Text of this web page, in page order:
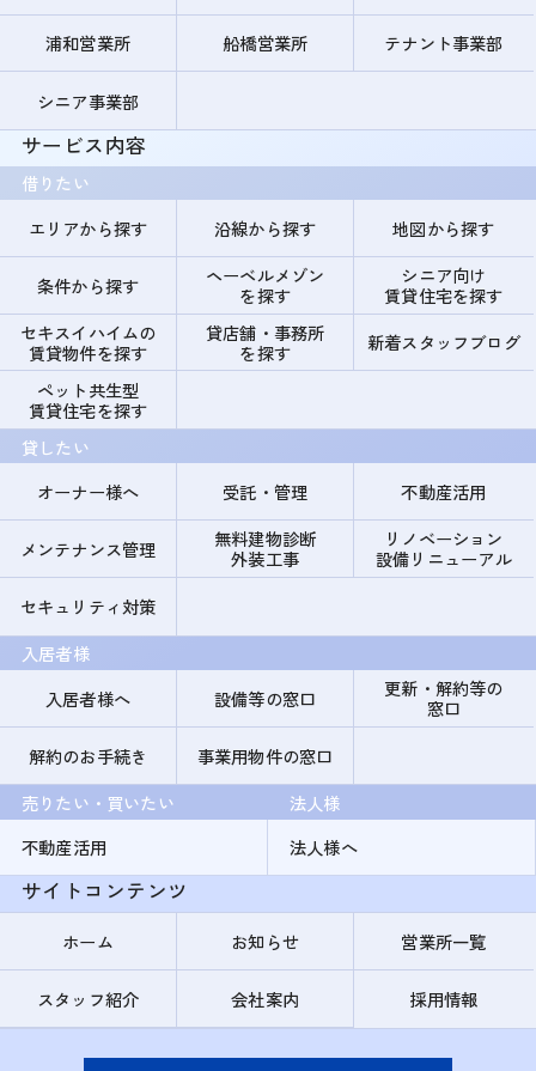
浦和営業所 船橋営業所 テナント事業部
シニア事業部
サービス内容
借りたい
エリアから探す
沿線から探す 地図から探す
条件から探す
ヘーベルメゾン
を探す
シニア向け
賃貸住宅を探す
セキスイハイムの
賃貸物件を探す
貸店舗・事務所
を探す
新着スタッフブログ
ペット共生型
賃貸住宅を探す
貸したい
オーナー様へ
受託・管理 不動産活用
メンテナンス管理
無料建物診断
外装工事
リノベーション
設備リニューアル
セキュリティ対策
入居者様
入居者様へ
設備等の窓口
更新・解約等の
窓口
解約のお手続き
事業用物件の窓口
売りたい・買いたい
不動産活用
法人様
法人様へ
サイトコンテンツ
ホーム お知らせ 営業所一覧
スタッフ紹介 会社案内 採用情報